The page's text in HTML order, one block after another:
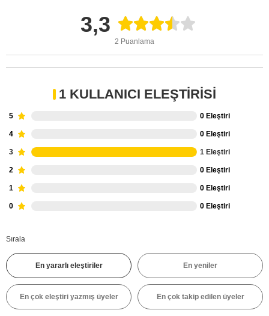
3,3
2 Puanlama
1 KULLANICI ELEŞTIRISI
5 0 Eleştiri
4 0 Eleştiri
3 1 Eleştiri
2 0 Eleştiri
1 0 Eleştiri
0 0 Eleştiri
Sırala
En yararlı eleştiriler En yeniler
En çok eleştiri yazmış üyeler En çok takip edilen üyeler